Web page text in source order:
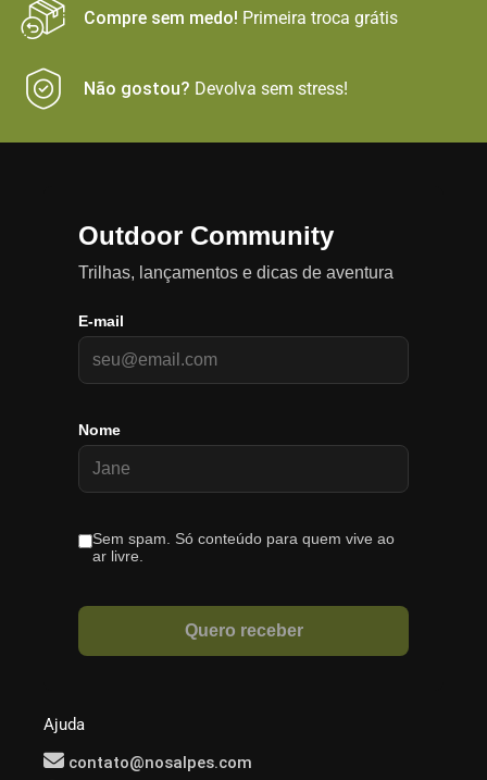
Compre sem medo! Primeira troca grátis
Não gostou? Devolva sem stress!
Ajuda
contato@nosalpes.com